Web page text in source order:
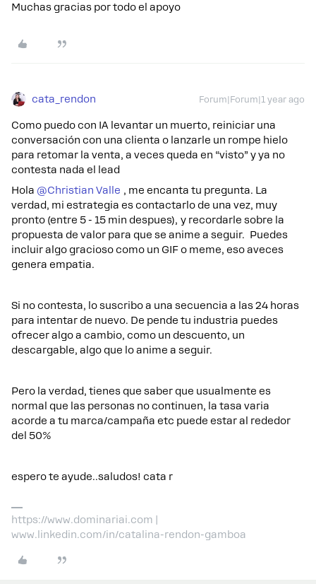
Muchas gracias por todo el apoyo
cata_rendon Forum|Forum|1 year ago
Como puedo con IA levantar un muerto, reiniciar una
conversación con una clienta o lanzarle un rompe hielo
para retomar la venta, a veces queda en “visto” y ya no
contesta nada el lead
Hola ​ @Christian Valle , me encanta tu pregunta. La
verdad, mi estrategia es contactarlo de una vez, muy
pronto (entre 5 - 15 min despues), y recordarle sobre la
propuesta de valor para que se anime a seguir. Puedes
incluir algo gracioso como un GIF o meme, eso aveces
genera empatia.
Si no contesta, lo suscribo a una secuencia a las 24 horas
para intentar de nuevo. De pende tu industria puedes
ofrecer algo a cambio, como un descuento, un
descargable, algo que lo anime a seguir.
Pero la verdad, tienes que saber que usualmente es
normal que las personas no continuen, la tasa varia
acorde a tu marca/campaña etc puede estar al rededor
del 50%
espero te ayude..saludos! cata r
https://www.dominariai.com |
www.linkedin.com/in/catalina-rendon-gamboa